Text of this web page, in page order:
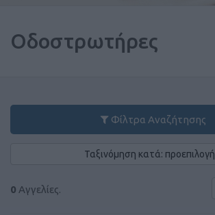
Οδοστρωτήρες
Φίλτρα Αναζήτησης
Ταξινόμηση κατά: προεπιλογή
0 Αγγελίες.